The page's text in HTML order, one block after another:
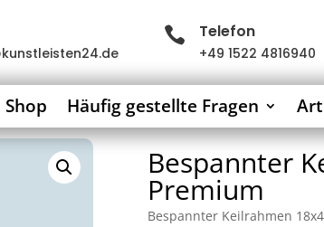
 Telefon
+49 1522 4816940
Shop Häufig gestellte Fragen
Bespannter
Premium
Bespannter Keilrahmen